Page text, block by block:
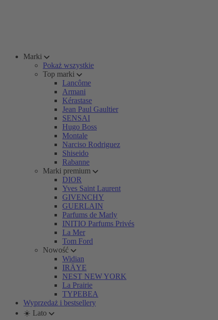
Marki
Pokaż wszystkie
Top marki
Lancôme
Armani
Kérastase
Jean Paul Gaultier
SENSAI
Hugo Boss
Montale
Narciso Rodriguez
Shiseido
Rabanne
Marki premium
DIOR
Yves Saint Laurent
GIVENCHY
GUERLAIN
Parfums de Marly
INITIO Parfums Privés
La Mer
Tom Ford
Nowość
Widian
IRÄYE
NEST NEW YORK
La Prairie
TYPEBEA
Wyprzedaż i bestsellery
☀️ Lato